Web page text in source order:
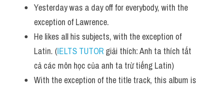
Vocabulary
Yesterday was a day off for everybody, with the
exception of Lawrence.
He likes all his subjects, with the exception of
Latin. (IELTS TUTOR giải thích: Anh ta thích tất
cả các môn học của anh ta trừ tiếng Latin)
With the exception of the title track, this album is